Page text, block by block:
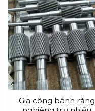
Gia công bánh răng